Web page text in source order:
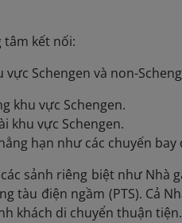
tâm kết nối:
Schengen và non-
khu vực Schengen.
khu vực Schengen.
hạn như các chuyến bay
sảnh riêng biệt như Nhà
tàu điện ngầm (PTS). Cả
khách di chuyển thuận tiện.